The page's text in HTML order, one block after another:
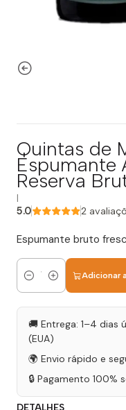
Quintas de
Espumante
Reserva
5.0 2
Espumante bruto
Quantidade
Adicionar
🚚 Entrega: 1–4 dias
(EUA)
🌍 Envio rápido e
🔒 Pagamento 100%
DETALHES